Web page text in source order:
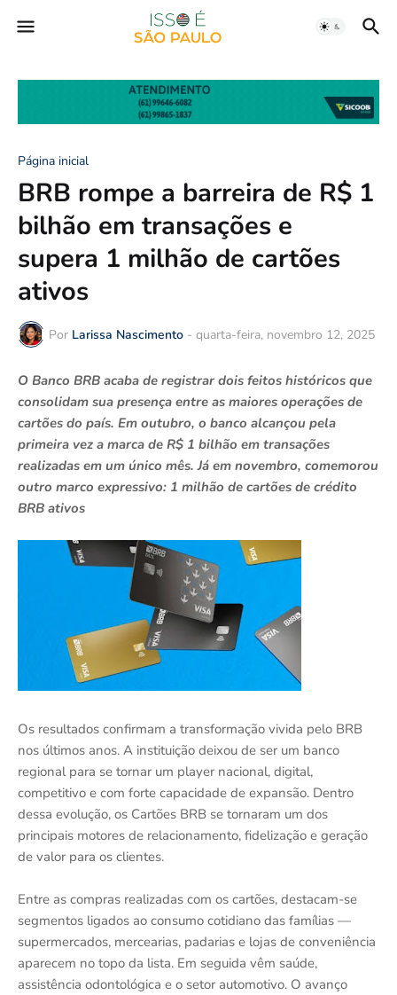
Página inicial
BRB rompe a barreira de R$ 1
bilhão em transações e
supera 1 milhão de cartões
ativos
Por Larissa Nascimento - quarta-feira, novembro 12, 2025
O Banco BRB acaba de registrar dois feitos históricos que
consolidam sua presença entre as maiores operações de
cartões do país. Em outubro, o banco alcançou pela
primeira vez a marca de R$ 1 bilhão em transações
realizadas em um único mês. Já em novembro, comemorou
outro marco expressivo: 1 milhão de cartões de crédito
BRB ativos
Os resultados confirmam a transformação vivida pelo BRB
nos últimos anos. A instituição deixou de ser um banco
regional para se tornar um player nacional, digital,
competitivo e com forte capacidade de expansão. Dentro
dessa evolução, os Cartões BRB se tornaram um dos
principais motores de relacionamento, fidelização e geração
de valor para os clientes.
Entre as compras realizadas com os cartões, destacam-se
segmentos ligados ao consumo cotidiano das famílias —
supermercados, mercearias, padarias e lojas de conveniência
aparecem no topo da lista. Em seguida vêm saúde,
assistência odontológica e o setor automotivo. O avanço